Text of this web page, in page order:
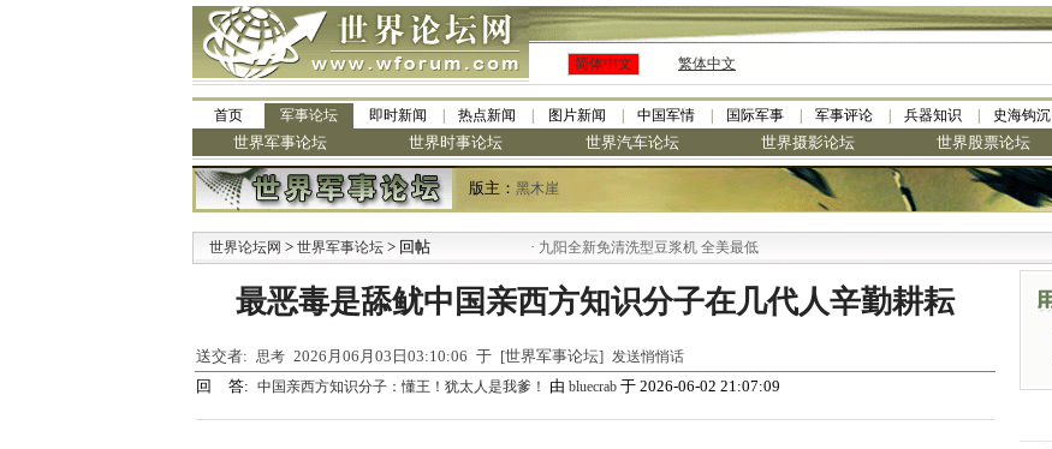
简体中文 繁体中文
首页 军事论坛 即时新闻 热点新闻 图片新闻 中国军情 国际军事 军事评论 兵器知识 史海钩沉
世界军事论坛 世界时事论坛 世界汽车论坛 世界摄影论坛 世界股票论坛
版主： 黑木崖
世界论坛网 > 世界军事论坛 > 回帖 九阳全新免清洗型豆浆机 全美最低
最恶毒是舔鱿中国亲西方知识分子在几代人辛勤耕耘
送交者: 思考 2026月06月03日03:10:06 于 [世界军事论坛] 发送悄悄话
回 答: 中国亲西方知识分子：懂王！犹太人是我爹！ 由 bluecrab 于 2026-06-02 21:07:09